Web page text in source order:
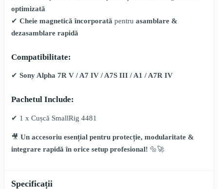
optimizată
✔ Cheie magnetică încorporată pentru asamblare &
dezasamblare rapidă
Compatibilitate:
✔ Sony Alpha 7R V / A7 IV / A7S III / A1 / A7R IV
Pachetul Include:
✔ 1 x Cușcă SmallRig 4481
🎥 Un accesoriu esențial pentru protecție, modularitate &
integrare rapidă în orice setup profesional! 🔩🚀
Specificații